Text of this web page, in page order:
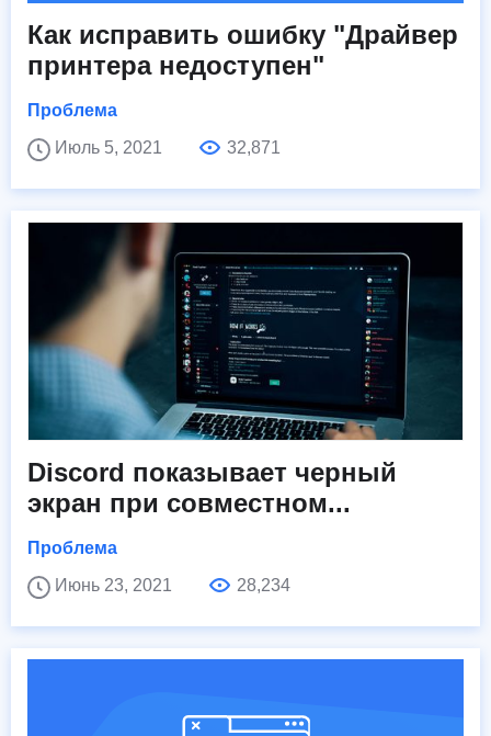
Как исправить ошибку "Драйвер
принтера недоступен"
Проблема
Июль 5, 2021
32,871
Discord показывает черный
экран при совместном...
Проблема
Июнь 23, 2021
28,234